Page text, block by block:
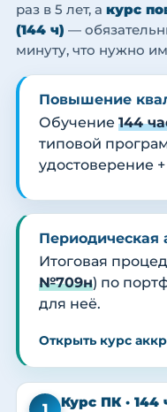
раз в 5 лет, а курс
(144 ч) —
минуту, что нужно
Повышение
Обучение 144
типовой
удостоверение
Периодическая
Итоговая
№709н) по
для неё.
Открыть курс
Курс ПК · 144